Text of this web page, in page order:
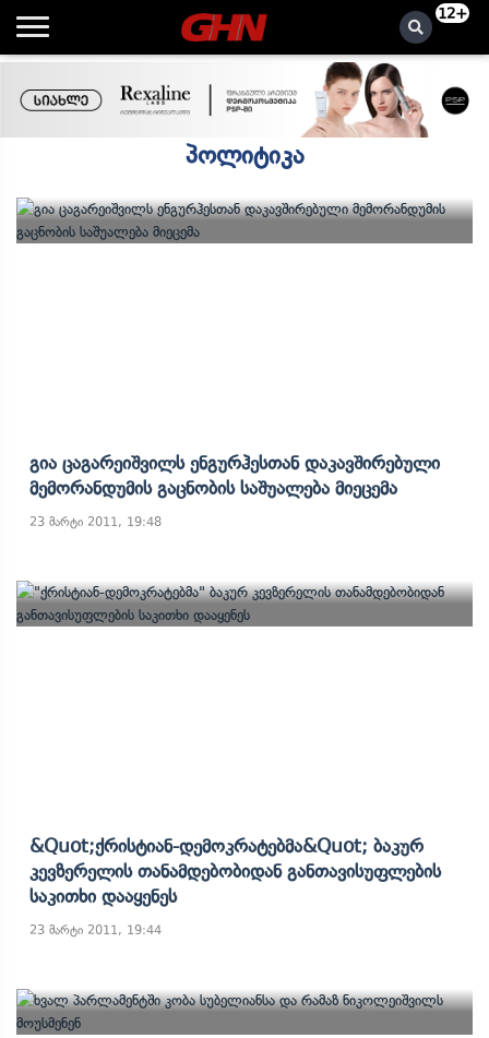
12+
პოლიტიკა
Გია Ცაგარეიშვილს Ენგურჰესთან Დაკავშირებული
Მემორანდუმის Გაცნობის Საშუალება Მიეცემა
23 მარტი 2011, 19:48
&quot;ქრისტიან-Დემოკრატებმა&quot; Ბაკურ
Კევზერელის Თანამდებობიდან Განთავისუფლების
Საკითხი Დააყენეს
23 მარტი 2011, 19:44